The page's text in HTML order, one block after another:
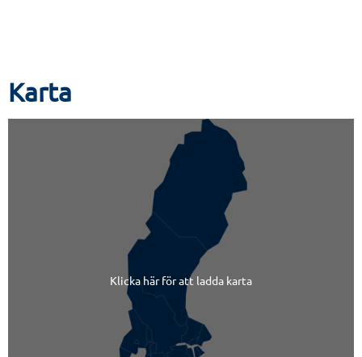
Karta
Klicka här för att ladda karta